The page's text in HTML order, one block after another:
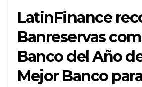
LatinFinance
Banreservas
Banco del Año
Mejor Banco